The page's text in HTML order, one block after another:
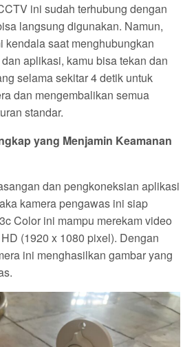
ini sudah terhubung dengan
langsung digunakan. Namun,
kendala saat menghubungkan
aplikasi, kamu bisa tekan dan
selama sekitar 4 detik untuk
dan mengembalikan semua
standar.
yang Menjamin Keamanan
dan pengkoneksian aplikasi
kamera pengawas ini siap
Color ini mampu merekam video
(1920 x 1080 pixel). Dengan
ini menghasilkan gambar yang